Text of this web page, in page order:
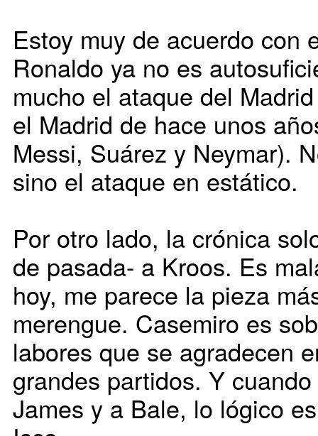
Estoy muy de acuerdo con
Ronaldo ya no es
mucho el ataque del
el Madrid de hace unos
Messi, Suárez y Neymar).
sino el ataque en estático.
Por otro lado, la crónica
de pasada- a Kroos. Es
hoy, me parece la pieza
merengue. Casemiro es
labores que se agradecen
grandes partidos. Y
James y a Bale, lo lógico